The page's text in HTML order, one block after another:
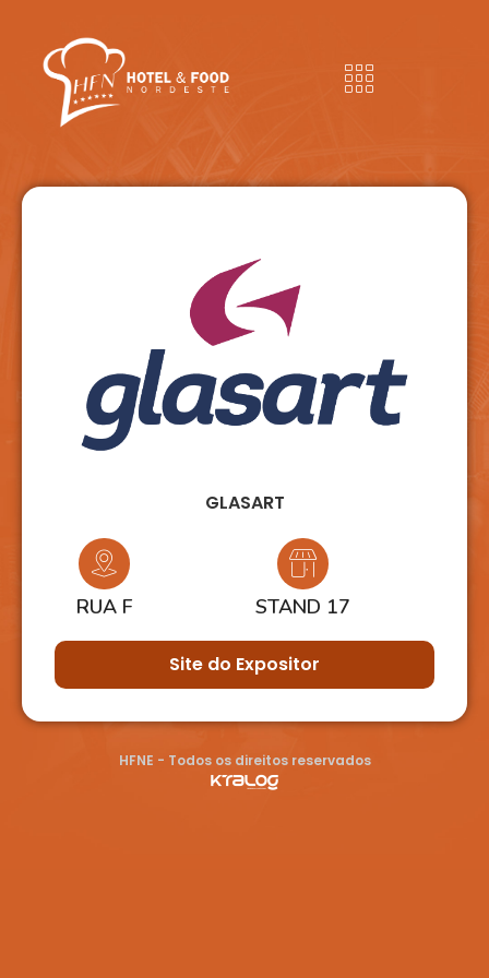
GLASART
RUA F STAND 17
Site do Expositor
HFNE - Todos os direitos reservados